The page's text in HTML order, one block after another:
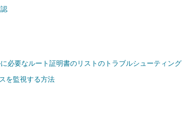
必要なルート証明書のリストのトラブルシューティング
を監視する方法